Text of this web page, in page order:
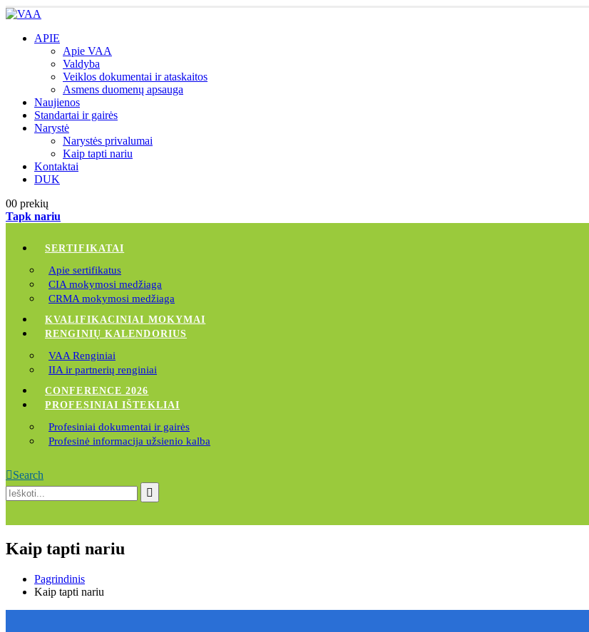
APIE
Apie VAA
Valdyba
Veiklos dokumentai ir ataskaitos
Asmens duomenų apsauga
Naujienos
Standartai ir gairės
Narystė
Narystės privalumai
Kaip tapti nariu
Kontaktai
DUK
00 prekių
Tapk nariu
SERTIFIKATAI
Apie sertifikatus
CIA mokymosi medžiaga
CRMA mokymosi medžiaga
KVALIFIKACINIAI MOKYMAI
RENGINIŲ KALENDORIUS
VAA Renginiai
IIA ir partnerių renginiai
CONFERENCE 2026
PROFESINIAI IŠTEKLIAI
Profesiniai dokumentai ir gairės
Profesinė informacija užsienio kalba
Search
Kaip tapti nariu
Pagrindinis
Kaip tapti nariu